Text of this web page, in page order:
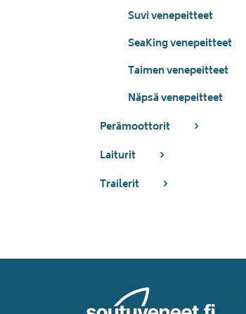
Suvi venepeitteet
SeaKing venepeitteet
Taimen venepeitteet
Näpsä venepeitteet
Perämoottorit
Laiturit
Trailerit